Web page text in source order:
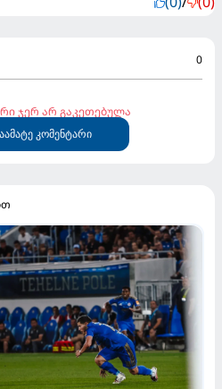
0
ჯერ არ გაკეთებულა
კომენტარი